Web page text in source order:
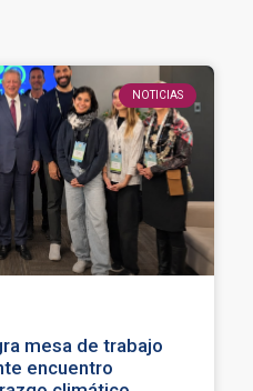
NOTICIAS
mesa de trabajo
encuentro